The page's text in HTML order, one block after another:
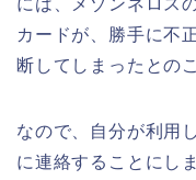
カードが、勝手に不
断してしまったとの
なので、自分が利用
に連絡することにし